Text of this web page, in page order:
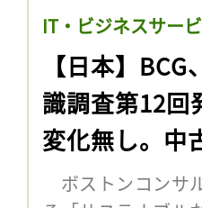
IT・ビジネスサー
【日本】
識調査第12回
変化無し。中
ボストンコンサ